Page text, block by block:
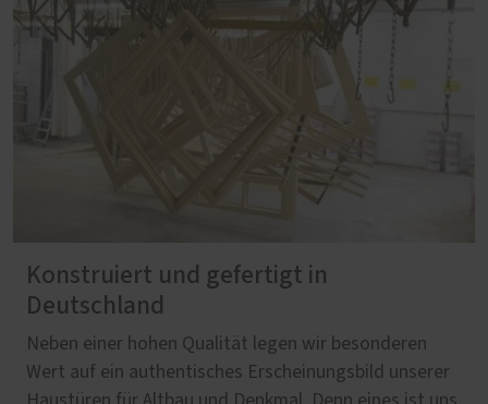
Konstruiert und gefertigt in
Deutschland
Neben einer hohen Qualität legen wir besonderen
Wert auf ein authentisches Erscheinungsbild unserer